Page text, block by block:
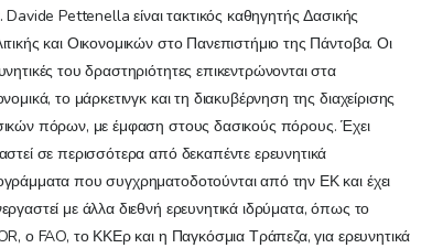
Pettenella είναι τακτικός καθηγητής Δασικής
και Οικονομικών στο Πανεπιστήμιο της Πάντοβα. Οι
του δραστηριότητες επικεντρώνονται στα
το μάρκετινγκ και τη διακυβέρνηση της διαχείρισης
πόρων, με έμφαση στους δασικούς πόρους. Έχει
σε περισσότερα από δεκαπέντε ερευνητικά
που συγχρηματοδοτούνται από την ΕΚ και έχει
με άλλα διεθνή ερευνητικά ιδρύματα, όπως το
ο FAO, το ΚΚΕρ και η Παγκόσμια Τράπεζα, για ερευνητικά